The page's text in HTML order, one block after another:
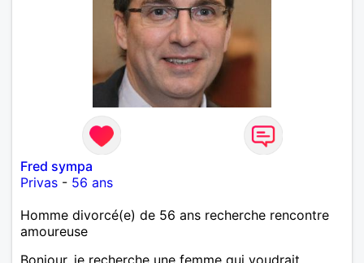
Fred sympa
Privas - 56 ans
Homme divorcé(e) de 56 ans recherche rencontre
amoureuse
Bonjour, je recherche une femme qui voudrait